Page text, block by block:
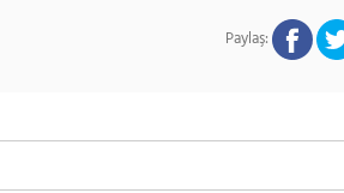
Paylaş: